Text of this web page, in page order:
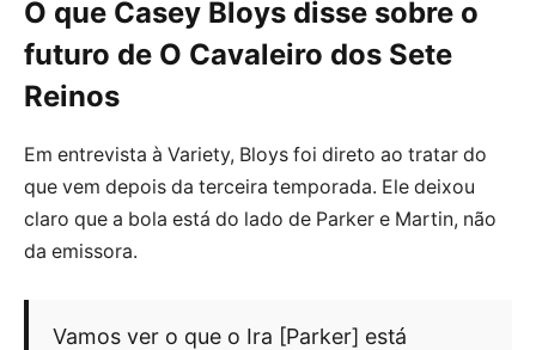
O que Casey Bloys disse sobre o
futuro de O Cavaleiro dos Sete
Reinos
Em entrevista à Variety, Bloys foi direto ao tratar do
que vem depois da terceira temporada. Ele deixou
claro que a bola está do lado de Parker e Martin, não
da emissora.
Vamos ver o que o Ira [Parker] está